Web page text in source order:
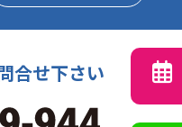
合せ下さい